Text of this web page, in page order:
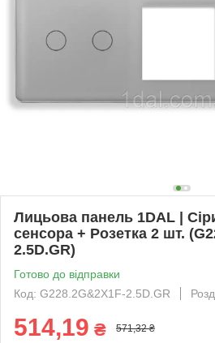
Лицьова панель 1DAL |
сенсора + Розетка 2 шт.
2.5D.GR)
Готово до відправки
Код: G228.2G&2X1F-2.5D.GR
514,19 ₴ 571,32 ₴